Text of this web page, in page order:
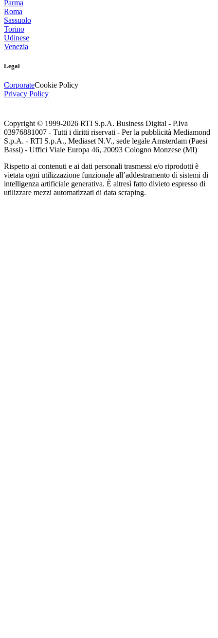
Parma
Roma
Sassuolo
Torino
Udinese
Venezia
Legal
CorporateCookie Policy
Privacy Policy
Copyright © 1999-2026 RTI S.p.A. Business Digital - P.Iva
03976881007 - Tutti i diritti riservati - Per la pubblicità Mediamond
S.p.A. - RTI S.p.A., Mediaset N.V., sede legale Amsterdam (Paesi
Bassi) - Uffici Viale Europa 46, 20093 Cologno Monzese (MI)
Rispetto ai contenuti e ai dati personali trasmessi e/o riprodotti è
vietata ogni utilizzazione funzionale all’addestramento di sistemi di
intelligenza artificiale generativa. È altresì fatto divieto espresso di
utilizzare mezzi automatizzati di data scraping.